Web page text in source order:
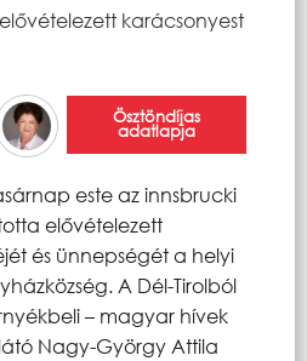
karácsonyest
Ösztöndíjas
adatlapja
este az innsbrucki
elővételezett
és ünnepségét a helyi
A Dél-Tirolból
– magyar hívek
Nagy-György Attila